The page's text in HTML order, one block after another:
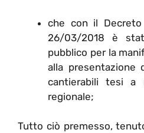
che con il
26/03/2018 è
pubblico per la
alla
cantierabili tesi a
regionale;
Tutto ciò premesso,